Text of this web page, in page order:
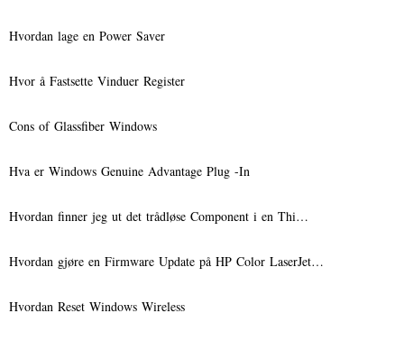
Hvordan lage en Power Saver
Hvor å Fastsette Vinduer Register
Cons of Glassfiber Windows
Hva er Windows Genuine Advantage Plug -In
Hvordan finner jeg ut det trådløse Component i en Thi…
Hvordan gjøre en Firmware Update på HP Color LaserJet…
Hvordan Reset Windows Wireless